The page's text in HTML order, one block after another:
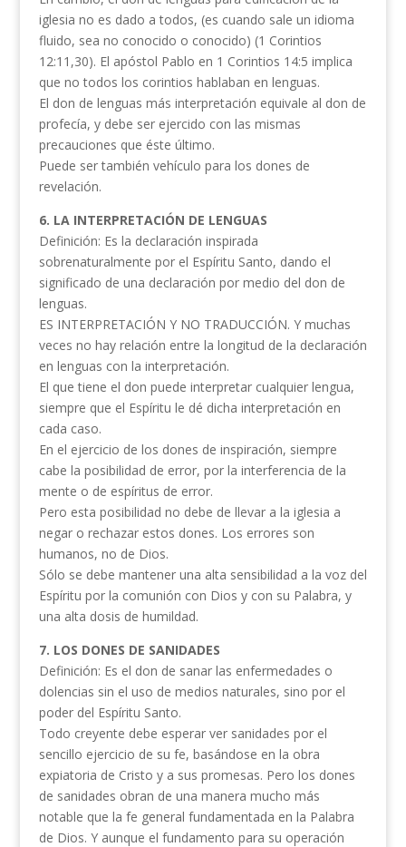
iglesia no es dado a todos, (es cuando sale un idioma
fluido, sea no conocido o conocido) (1 Corintios
12:11,30). El apóstol Pablo en 1 Corintios 14:5 implica
que no todos los corintios hablaban en lenguas.
El don de lenguas más interpretación equivale al don de
profecía, y debe ser ejercido con las mismas
precauciones que éste último.
Puede ser también vehículo para los dones de
revelación.
6. LA INTERPRETACIÓN DE LENGUAS
Definición: Es la declaración inspirada
sobrenaturalmente por el Espíritu Santo, dando el
significado de una declaración por medio del don de
lenguas.
ES INTERPRETACIÓN Y NO TRADUCCIÓN. Y muchas
veces no hay relación entre la longitud de la declaración
en lenguas con la interpretación.
El que tiene el don puede interpretar cualquier lengua,
siempre que el Espíritu le dé dicha interpretación en
cada caso.
En el ejercicio de los dones de inspiración, siempre
cabe la posibilidad de error, por la interferencia de la
mente o de espíritus de error.
Pero esta posibilidad no debe de llevar a la iglesia a
negar o rechazar estos dones. Los errores son
humanos, no de Dios.
Sólo se debe mantener una alta sensibilidad a la voz del
Espíritu por la comunión con Dios y con su Palabra, y
una alta dosis de humildad.
7. LOS DONES DE SANIDADES
Definición: Es el don de sanar las enfermedades o
dolencias sin el uso de medios naturales, sino por el
poder del Espíritu Santo.
Todo creyente debe esperar ver sanidades por el
sencillo ejercicio de su fe, basándose en la obra
expiatoria de Cristo y a sus promesas. Pero los dones
de sanidades obran de una manera mucho más
notable que la fe general fundamentada en la Palabra
de Dios. Y aunque el fundamento para su operación